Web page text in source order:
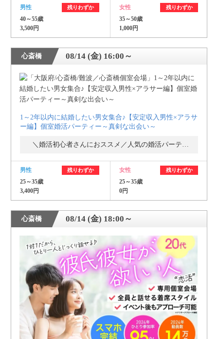
男性 残りわずか
40～55歳
3,500円
女性 残りわずか
35～50歳
1,000円
心斎橋 08/14 (金) 16:00～
1～2年以内に結婚したい男女集合♪【安定収入男性×アラサ
ー編】個室婚活パーティー～真剣な出会い～
＼婚活初心者さんにおススメ／人気の婚活パーティー・街コン
男性 残りわずか
25～35歳
3,400円
女性 残りわずか
25～35歳
0円
心斎橋 08/14 (金) 18:00～